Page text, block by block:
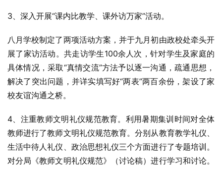
3、深入开展“课内比教学、课外访万家”活动。
八月学校制定了两项活动方案，并于九月初由政校处牵头开
展了家访活动。共走访学生100余人次，针对学生及家庭的
具体情况，采取“真情交流”方法予以逐一沟通，疏通思想，
解决了突出问题，并详实填写好“两表”两百余份，架设了家
校友谊沟通之桥。
4、注重教师文明礼仪规范教育。利用暑期集训时间对全体
教师进行了教师文明礼仪规范教育。分别从教育教学礼仪、
生活中待人礼仪、政治思想礼仪三个方面进行了专题培训。
对分局《教师文明礼仪规范》（讨论稿）进行学习和讨论。